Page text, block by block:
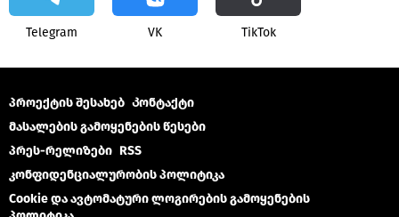
Telegram VK ТikТоk
პროექტის შესახებ Კონტაქტი
მასალების გამოყენების წესები
პრეს-რელიზები RSS
კონფიდენციალურობის პოლიტიკა
Cookie და ავტომატური ლოგირების გამოყენების